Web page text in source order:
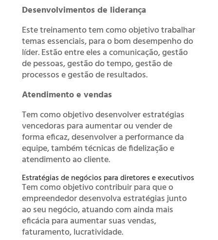
Desenvolvimentos de liderança
Este treinamento tem como objetivo trabalhar
temas essenciais, para o bom desempenho do
líder. Estão entre eles a comunicação, gestão
de pessoas, gestão do tempo, gestão de
processos e gestão de resultados.
Atendimento e vendas
Tem como objetivo desenvolver estratégias
vencedoras para aumentar ou vender de
forma eficaz, desenvolver a performance da
equipe, também técnicas de fidelização e
atendimento ao cliente.
Estratégias de negócios para diretores e executivos
Tem como objetivo contribuir para que o
empreendedor desenvolva estratégias junto
ao seu negócio, atuando com ainda mais
eficácia para aumentar suas vendas,
faturamento, lucratividade.